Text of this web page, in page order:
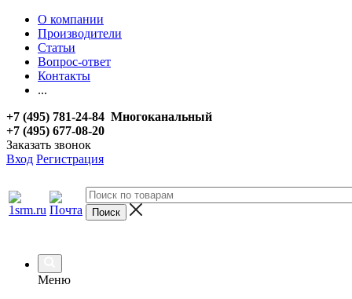
О компании
Производители
Статьи
Вопрос-ответ
Контакты
...
+7 (495) 781-24-84 Многоканальный
+7 (495) 677-08-20
Заказать звонок
Вход Регистрация
Меню